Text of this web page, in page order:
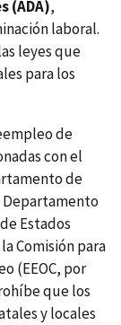
(ADA),
laboral.
leyes que
para los
de
con el
de
Departamento
Estados
Comisión para
(EEOC, por
que los
y locales